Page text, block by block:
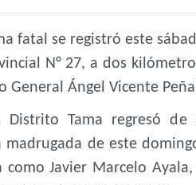
fatal se registró este
N° 27, a dos
General Ángel Vicente
Tama regresó de
de este
Javier Marcelo